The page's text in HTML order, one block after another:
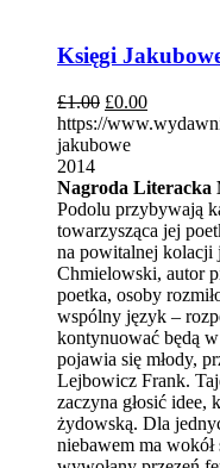
Księgi
£1.00 £0.00
https://
jakubowe
2014
Nagroda Literacka
Podolu przybywają
towarzysząca jej
na powitalnej kolacji
Chmielowski, autor
poetka, osoby
wspólny język –
kontynuować będą
pojawia się młody,
Lejbowicz Frank.
zaczyna głosić idee,
żydowską. Dla
niebawem ma